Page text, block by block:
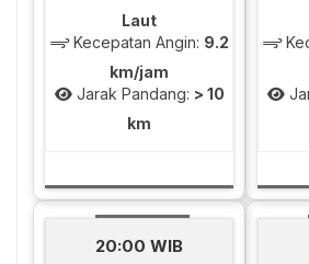
Laut
Kecepatan Angin: 9.2
km/jam
Jarak Pandang: > 10
km
20:00 WIB